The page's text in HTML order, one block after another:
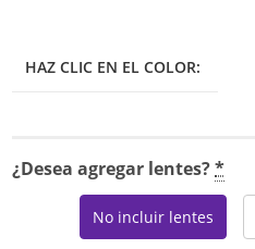
HAZ CLIC EN EL COLOR:
¿Desea agregar lentes?*
No incluir lentes